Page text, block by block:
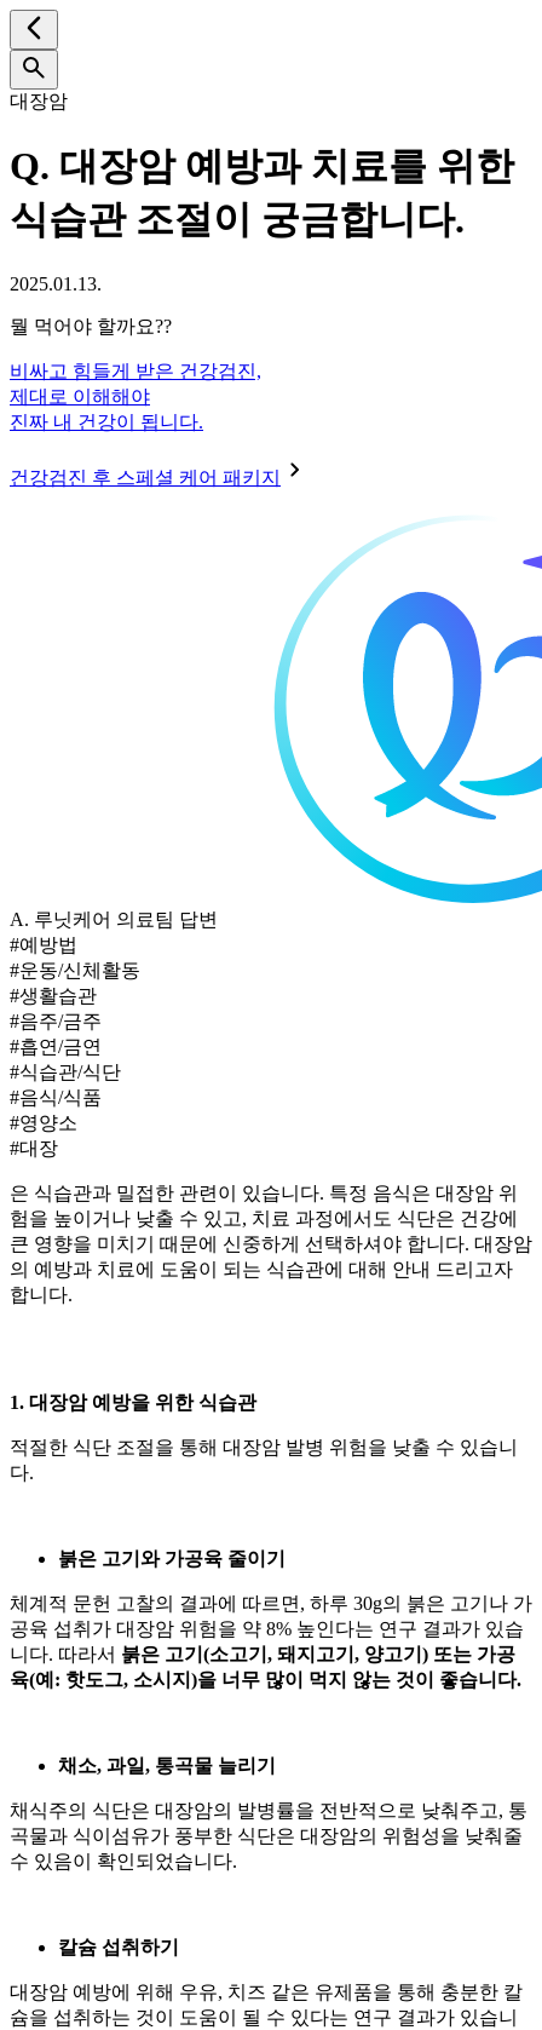
대장암
Q. 대장암 예방과 치료를 위한
식습관 조절이 궁금합니다.
2025.01.13.
뭘 먹어야 할까요??
비싸고 힘들게 받은 건강검진,
제대로 이해해야
진짜 내 건강이 됩니다.
건강검진 후 스페셜 케어 패키지
A. 루닛케어 의료팀 답변
#예방법
#운동/신체활동
#생활습관
#음주/금주
#흡연/금연
#식습관/식단
#음식/식품
#영양소
#대장
은 식습관과 밀접한 관련이 있습니다. 특정 음식은 대장암 위
험을 높이거나 낮출 수 있고, 치료 과정에서도 식단은 건강에
큰 영향을 미치기 때문에 신중하게 선택하셔야 합니다. 대장암
의 예방과 치료에 도움이 되는 식습관에 대해 안내 드리고자
합니다.
1. 대장암 예방을 위한 식습관
적절한 식단 조절을 통해 대장암 발병 위험을 낮출 수 있습니
다.
붉은 고기와 가공육 줄이기
체계적 문헌 고찰의 결과에 따르면, 하루 30g의 붉은 고기나 가
공육 섭취가 대장암 위험을 약 8% 높인다는 연구 결과가 있습
니다. 따라서 붉은 고기(소고기, 돼지고기, 양고기) 또는 가공
육(예: 핫도그, 소시지)을 너무 많이 먹지 않는 것이 좋습니다.
채소, 과일, 통곡물 늘리기
채식주의 식단은 대장암의 발병률을 전반적으로 낮춰주고, 통
곡물과 식이섬유가 풍부한 식단은 대장암의 위험성을 낮춰줄
수 있음이 확인되었습니다.
칼슘 섭취하기
대장암 예방에 위해 우유, 치즈 같은 유제품을 통해 충분한 칼
슘을 섭취하는 것이 도움이 될 수 있다는 연구 결과가 있습니